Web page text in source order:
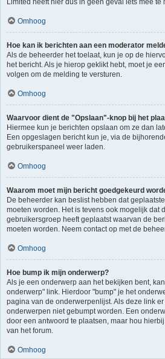
Limited heeft hier dus in geen geval iets mee te
Omhoog
Hoe kan ik berichten aan een moderator
Als de beheerder het toelaat, kun je op de
het bericht. Als je hierop geklikt hebt, moet je
volgen om de melding te versturen.
Omhoog
Waarvoor dient de "Opslaan"-knop bij het
Hiermee kun je berichten opslaan om ze dan
Een opgeslagen bericht kun je, via de
gebruikerspaneel weer laden.
Omhoog
Waarom moet mijn bericht goedgekeurd
De beheerder kan beslist hebben dat
moeten worden. Het is tevens ook mogelijk dat
gebruikersgroep heeft geplaatst waarvan de
moeten worden. Neem contact op met de
Omhoog
Hoe bump ik mijn onderwerp?
Als je een onderwerp aan het bekijken bent,
onderwerp" link. Hierdoor "bump" je het
pagina van de onderwerpenlijst. Als deze link
onderwerpen niet gebumpt worden. Een
door een antwoord te plaatsen, maar hou
van het forum.
Omhoog